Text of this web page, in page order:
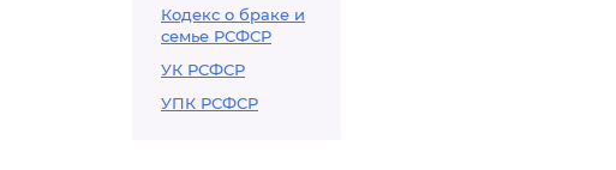
Кодекс о браке и
семье РСФСР
УК РСФСР
УПК РСФСР